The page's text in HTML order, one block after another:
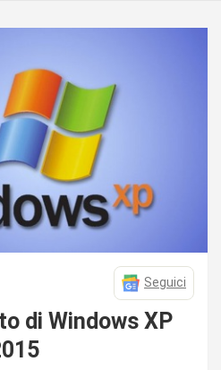
Seguici
di Windows XP